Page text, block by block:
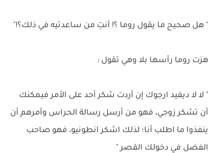
" هل صحيح ما يقول روما ؟! أنتِ من ساعدتيه في ذلك؟!"
هزت روما رأسها بلا وهي تقول :
" لا لا ديفيد ارجوك إن أردت شكر أحد على الأمر فيمكنك
أن تشكر زوجي، فهو من أرسل رسالة الحراس وأمرهم أن
ينفذوا ما اطلب أنا؛ لذلك اشكر انطونيو، فهو صاحب
الفضل في دخولك القصر "